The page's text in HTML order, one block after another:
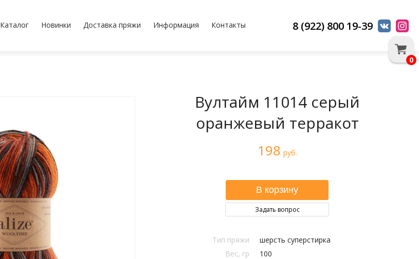
Каталог Новинки Доставка пряжи Информация Контакты 8 (922) 800 19-39
Вултайм 11014 серый
оранжевый терракот
198 руб.
Задать вопрос
Тип пряжи
шерсть суперстирка
Вес, гр
100
0